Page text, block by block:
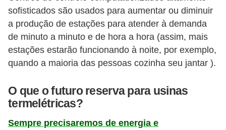
sofisticados são usados ​​para aumentar ou diminuir
a produção de estações para atender à demanda
de minuto a minuto e de hora a hora (assim, mais
estações estarão funcionando à noite, por exemplo,
quando a maioria das pessoas cozinha seu jantar ).
O que o futuro reserva para usinas
termelétricas?
Sempre precisaremos de energia e